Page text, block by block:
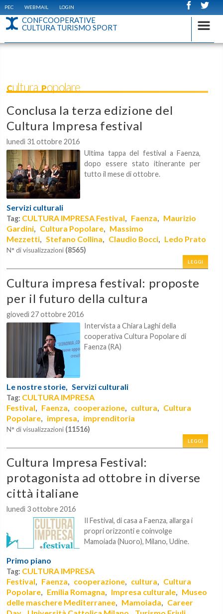
PEC WEBMAIL LOGIN
CONFCOOPERATIVE
CULTURA TURISMO SPORT
Cultura Popolare
Conclusa la terza edizione del
Cultura Impresa festival
lunedì 31 ottobre 2016
Ultima tappa del festival a Faenza,
dopo essere stato itinerante per
tutto il mese di ottobre.
Servizi culturali
Tag: CULTURA IMPRESA Festival, Faenza, Maurizio
Gardini, Cultura Popolare, Massimo
Mezzetti,Stefano Collina, Claudio Bocci, Ledo Prato
N° di visualizzazioni (8565)
LEGGI
Cultura impresa festival: proposte
per il futuro della cultura
giovedì 27 ottobre 2016
Intervista a Chiara Laghi della
cooperativa Cultura Popolare di
Faenza (RA)
Le nostre storie, Servizi culturali
Tag: CULTURA IMPRESA
Festival, Faenza, cooperazione, cultura, Cultura
Popolare, impresa, imprenditoria
N° di visualizzazioni (11516)
LEGGI
Cultura Impresa Festival:
protagonista ad ottobre in diverse
città italiane
lunedì 3 ottobre 2016
Il Festival, di casa a Faenza, allarga i
propri orizzonti e coinvolge
Mamoiada (Nuoro), Milano, Udine.
Primo piano
Tag: CULTURA IMPRESA
Festival, Faenza, cooperazione, cultura, Cultura
Popolare, Emilia Romagna, Impresa culturale, Museo
delle maschere Mediterranee, Mamoiada, Career